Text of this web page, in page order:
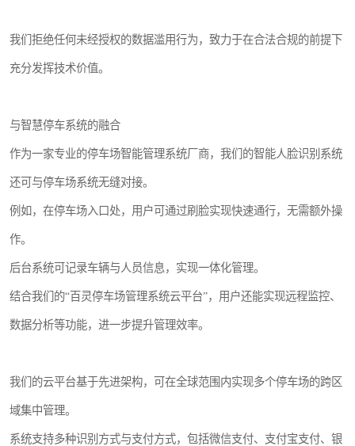
我们拒绝任何未经授权的数据滥用行为，致力于在合法合规的前提下
充分发挥技术价值。
与智慧停车系统的融合
作为一家专业的停车场智能管理系统厂商，我们的智能人脸识别系统
还可与停车场系统无缝对接。
例如，在停车场入口处，用户可通过刷脸实现快速通行，无需额外操
作。
后台系统可记录车辆与人员信息，实现一体化管理。
结合我们的“百灵停车场管理系统云平台”，用户还能实现远程监控、
数据分析等功能，进一步提升管理效率。
我们的云平台基于先进架构，可在全球范围内实现多个停车场的跨区
域集中管理。
系统支持多种识别方式与支付方式，包括微信支付、支付宝支付、银